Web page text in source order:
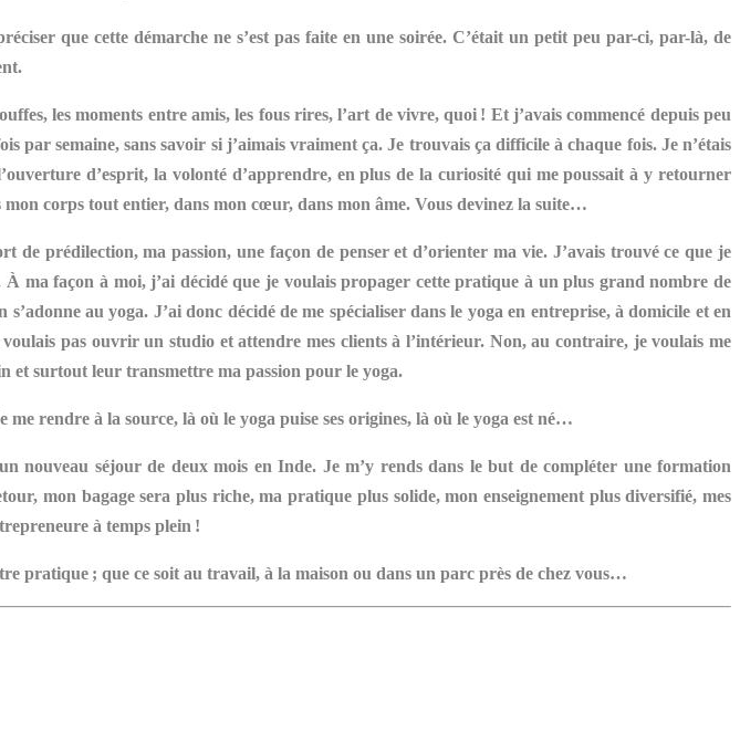
que cette démarche ne s’est pas faite en une soirée. C’était un petit peu par-ci, par-là, de
les moments entre amis, les fous rires, l’art de vivre, quoi ! Et j’avais commencé depuis peu
semaine, sans savoir si j’aimais vraiment ça. Je trouvais ça difficile à chaque fois. Je n’étais
d’esprit, la volonté d’apprendre, en plus de la curiosité qui me poussait à y retourner
corps tout entier, dans mon cœur, dans mon âme. Vous devinez la suite…
de prédilection, ma passion, une façon de penser et d’orienter ma vie. J’avais trouvé ce que je
ma façon à moi, j’ai décidé que je voulais propager cette pratique à un plus grand nombre de
au yoga. J’ai donc décidé de me spécialiser dans le yoga en entreprise, à domicile et en
pas ouvrir un studio et attendre mes clients à l’intérieur. Non, au contraire, je voulais me
et surtout leur transmettre ma passion pour le yoga.
me rendre à la source, là où le yoga puise ses origines, là où le yoga est né…
nouveau séjour de deux mois en Inde. Je m’y rends dans le but de compléter une formation
mon bagage sera plus riche, ma pratique plus solide, mon enseignement plus diversifié, mes
à temps plein !
pratique ; que ce soit au travail, à la maison ou dans un parc près de chez vous…